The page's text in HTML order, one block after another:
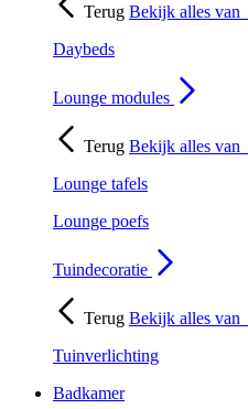
Terug Bekijk alles van
Daybeds
Lounge modules
Terug Bekijk alles van
Lounge tafels
Lounge poefs
Tuindecoratie
Terug Bekijk alles van
Tuinverlichting
Badkamer